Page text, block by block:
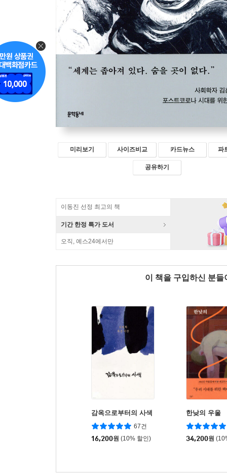
미리보기 사이즈비교 카드뉴스 파
공유하기
이동진 선정 최고의 책
기간 한정 특가 도서
오직, 예스24에서만
이 책을 구입하신 분
감옥으로부터의 사색
67건
16,200원 (10% 할인)
한낮의 우울
34,200원